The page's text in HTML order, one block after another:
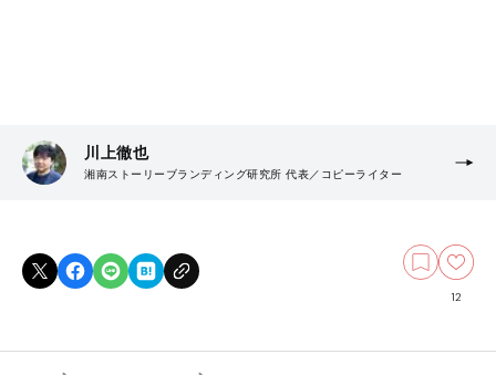
川上徹也
湘南ストーリーブランディング研究所 代表／コピーライター
12